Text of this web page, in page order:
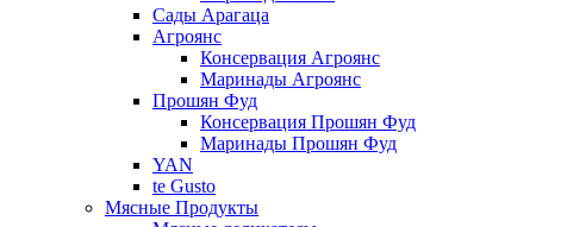
Сады Арагаца
Агроянс
Консервация Агроянс
Маринады Агроянс
Прошян Фуд
Консервация Прошян Фуд
Маринады Прошян Фуд
YAN
te Gusto
Мясные Продукты